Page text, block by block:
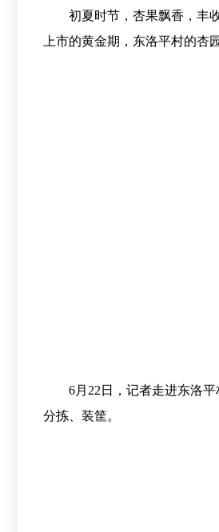
初夏时节，杏果飘香，丰
上市的黄金期，东洛平村的杏
6月22日，记者走进东洛
分拣、装筐。